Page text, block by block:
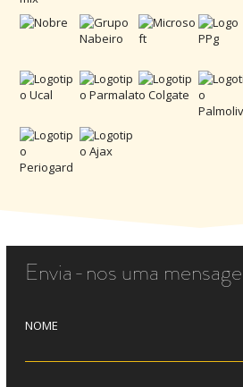
Envia-nos uma
NOME